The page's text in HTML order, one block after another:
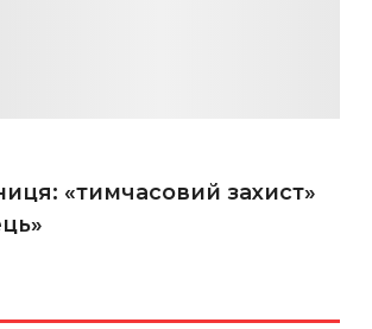
«тимчасовий захист»